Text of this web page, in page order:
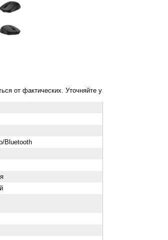
от фактических. Уточняйте у
Bluetooth